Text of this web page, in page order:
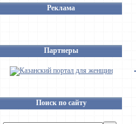
Реклама
Партнеры
Поиск по сайту